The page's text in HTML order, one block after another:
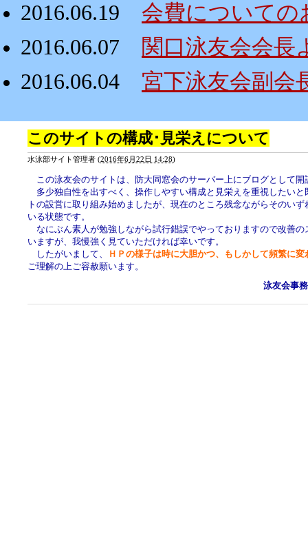
2016.06.19
会費についての
2016.06.07
関口泳友会会長
2016.06.04
宮下泳友会副会
このサイトの構成･見栄えについて
水泳部サイト管理者 (2016年6月22日 14:28)
この泳友会のサイトは、防大同窓会のサーバー上にブログとして開
多少独自性を出すべく、操作しやすい構成と見栄えを重視したいと
トの設営に取り組み始めましたが、現在のところ残念ながらそのい
いる状態です。
なにぶん素人が勉強しながら試行錯誤でやっておりますので改善の
いますが、我慢強く見ていただければ幸いです。
したがいまして、
ＨＰの様子は時に大胆かつ、もしかして頻繁に変
ご理解の上ご容赦願います。
泳友会事